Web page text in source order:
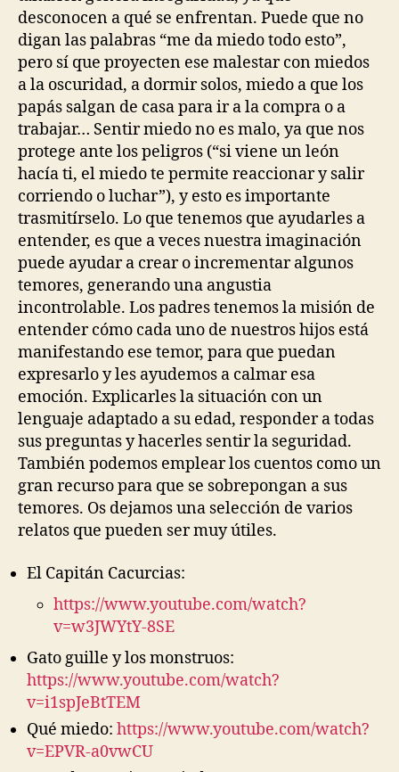
desconocen a qué se enfrentan. Puede que no
digan las palabras “me da miedo todo esto”,
pero sí que proyecten ese malestar con miedos
a la oscuridad, a dormir solos, miedo a que los
papás salgan de casa para ir a la compra o a
trabajar… Sentir miedo no es malo, ya que nos
protege ante los peligros (“si viene un león
hacía ti, el miedo te permite reaccionar y salir
corriendo o luchar”), y esto es importante
trasmitírselo. Lo que tenemos que ayudarles a
entender, es que a veces nuestra imaginación
puede ayudar a crear o incrementar algunos
temores, generando una angustia
incontrolable. Los padres tenemos la misión de
entender cómo cada uno de nuestros hijos está
manifestando ese temor, para que puedan
expresarlo y les ayudemos a calmar esa
emoción. Explicarles la situación con un
lenguaje adaptado a su edad, responder a todas
sus preguntas y hacerles sentir la seguridad.
También podemos emplear los cuentos como un
gran recurso para que se sobrepongan a sus
temores. Os dejamos una selección de varios
relatos que pueden ser muy útiles.
El Capitán Cacurcias:
https://www.youtube.com/watch?
v=w3JWYtY-8SE
Gato guille y los monstruos:
https://www.youtube.com/watch?
v=i1spJeBtTEM
Qué miedo: https://www.youtube.com/watch?
v=EPVR-a0vwCU